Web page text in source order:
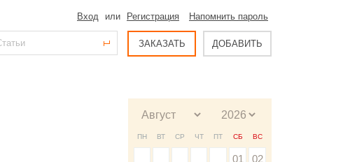
Вход или Регистрация Напомнить пароль
ЗАКАЗАТЬ ДОБАВИТЬ
ПН ВТ СР ЧТ ПТ СБ ВС
01 02